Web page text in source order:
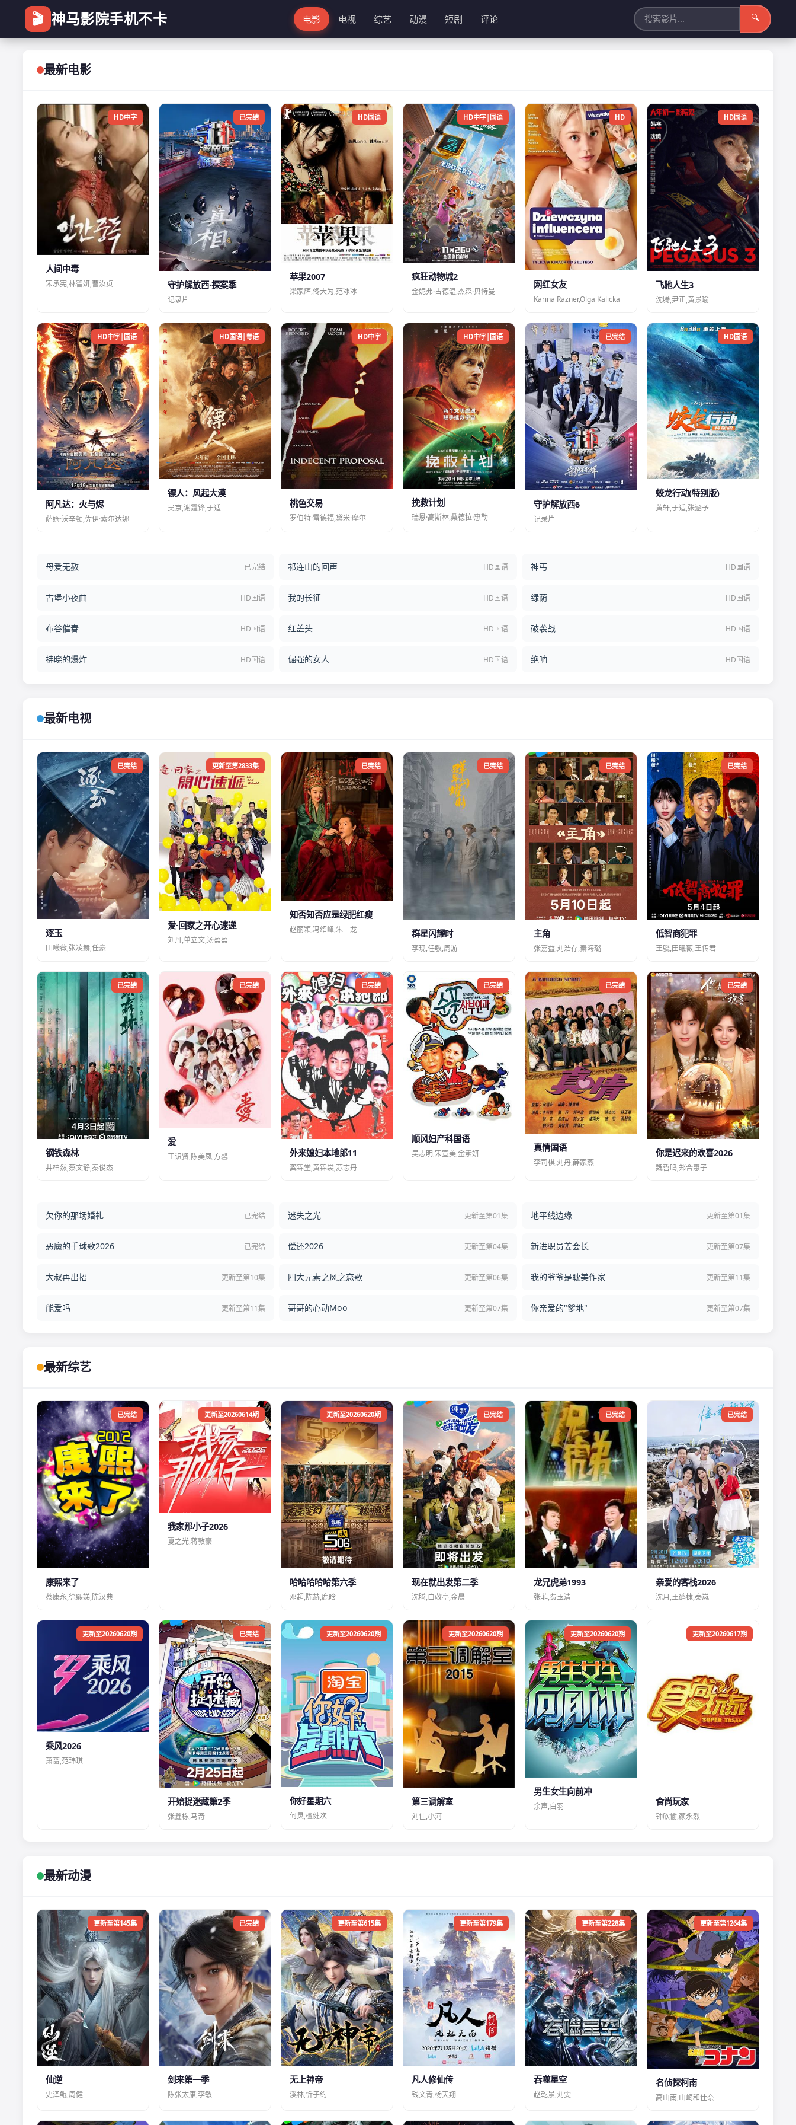
🎬 神马影院手机不卡 电影 电视 综艺 动漫 短剧 评论 🔍
最新电影
HD中字
人间中毒
宋承宪,林智妍,曹汝贞
已完结
守护解放西·探案季
记录片
HD国语
苹果2007
梁家辉,佟大为,范冰冰
HD中字|国语
疯狂动物城2
金妮弗·古德温,杰森·贝特曼
HD
网红女友
Karina Razner,Olga Kalicka
HD国语
飞驰人生3
沈腾,尹正,黄景瑜
HD中字|国语
阿凡达：火与烬
萨姆·沃辛顿,佐伊·索尔达娜
HD国语|粤语
镖人：风起大漠
吴京,谢霆锋,于适
HD中字
桃色交易
罗伯特·雷德福,黛米·摩尔
HD中字|国语
挽救计划
瑞恩·高斯林,桑德拉·惠勒
已完结
守护解放西6
记录片
HD国语
蛟龙行动(特别版)
黄轩,于适,张涵予
母爱无赦 已完结 祁连山的回声 HD国语 神丐 HD国语
古堡小夜曲 HD国语 我的长征 HD国语 绿荫 HD国语
布谷催春 HD国语 红盖头 HD国语 破袭战 HD国语
拂晓的爆炸 HD国语 倔强的女人 HD国语 绝响 HD国语
最新电视
已完结
逐玉
田曦薇,张凌赫,任豪
更新至第2833集
爱·回家之开心速递
刘丹,单立文,汤盈盈
已完结
知否知否应是绿肥红瘦
赵丽颖,冯绍峰,朱一龙
已完结
群星闪耀时
李现,任敏,周游
已完结
主角
张嘉益,刘浩存,秦海璐
已完结
低智商犯罪
王骁,田曦薇,王传君
已完结
钢铁森林
井柏然,蔡文静,秦俊杰
已完结
爱
王识贤,陈美凤,方馨
已完结
外来媳妇本地郎11
龚锦堂,黄锦裳,苏志丹
已完结
顺风妇产科国语
吴志明,宋宣美,金素妍
已完结
真情国语
李司棋,刘丹,薛家燕
已完结
你是迟来的欢喜2026
魏哲鸣,郑合惠子
欠你的那场婚礼 已完结 迷失之光 更新至第01集 地平线边缘 更新至第01集
恶魔的手球歌2026 已完结 偿还2026 更新至第04集 新进职员姜会长 更新至第07集
大叔再出招 更新至第10集 四大元素之风之恋歌 更新至第06集 我的爷爷是耽美作家 更新至第11集
能爱吗 更新至第11集 哥哥的心动Moo 更新至第07集 你亲爱的"爹地" 更新至第07集
最新综艺
已完结
康熙来了
蔡康永,徐熙娣,陈汉典
更新至20260614期
我家那小子2026
夏之光,蒋敦豪
更新至20260620期
哈哈哈哈哈第六季
邓超,陈赫,鹿晗
已完结
现在就出发第二季
沈腾,白敬亭,金晨
已完结
龙兄虎弟1993
张菲,费玉清
已完结
亲爱的客栈2026
沈月,王鹤棣,秦岚
更新至20260620期
乘风2026
萧蔷,范玮琪
已完结
开始捉迷藏第2季
张鑫栋,马奇
更新至20260620期
你好星期六
何炅,檀健次
更新至20260620期
第三调解室
刘佳,小河
更新至20260620期
男生女生向前冲
余声,白羽
更新至20260617期
食尚玩家
钟欣愉,颜永烈
最新动漫
更新至第145集
仙逆
史泽鲲,周健
已完结
剑来第一季
陈张太康,李敏
更新至第615集
无上神帝
溪林,忻子约
更新至第179集
凡人修仙传
钱文青,杨天翔
更新至第228集
吞噬星空
赵乾景,刘雯
更新至第1264集
名侦探柯南
高山南,山崎和佳奈